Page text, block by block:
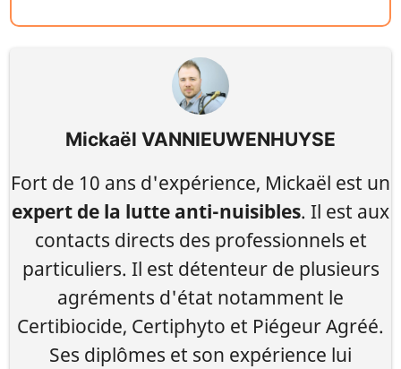
Mickaël VANNIEUWENHUYSE
Fort de 10 ans d'expérience, Mickaël est un
expert de la lutte anti-nuisibles. Il est aux
contacts directs des professionnels et
particuliers. Il est détenteur de plusieurs
agréments d'état notamment le
Certibiocide, Certiphyto et Piégeur Agréé.
Ses diplômes et son expérience lui